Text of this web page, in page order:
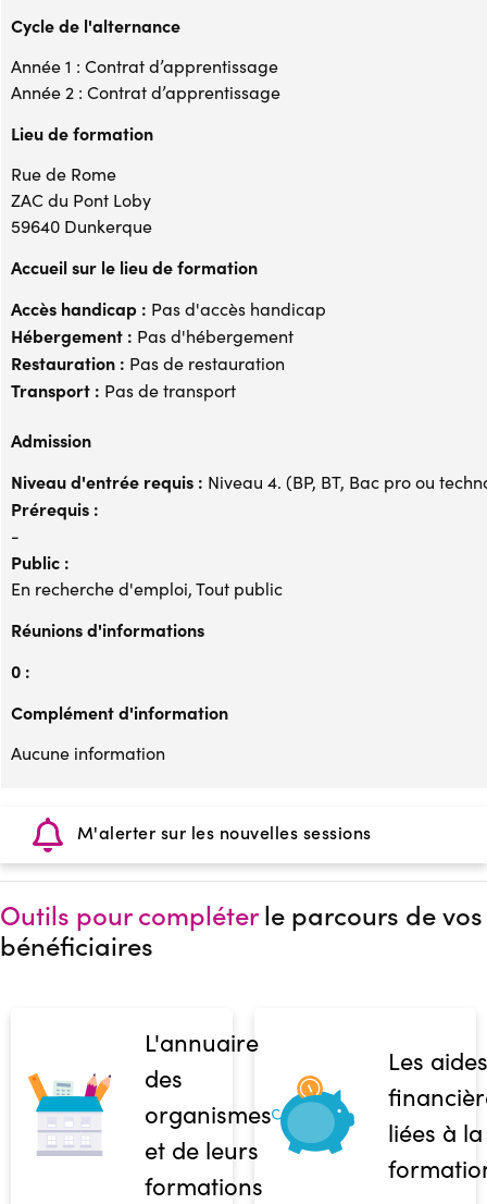
Cycle de l'alternance
Année 1 : Contrat d’apprentissage
Année 2 : Contrat d’apprentissage
Lieu de formation
Rue de Rome
ZAC du Pont Loby
59640 Dunkerque
Accueil sur le lieu de formation
Accès handicap : Pas d'accès handicap
Hébergement : Pas d'hébergement
Restauration : Pas de restauration
Transport : Pas de transport
Admission
Niveau d'entrée requis : Niveau 4. (BP, BT, Bac pro ou
Prérequis :
-
Public :
En recherche d'emploi, Tout public
Réunions d'informations
0 :
Complément d'information
Aucune information
M'alerter sur les nouvelles sessions
Outils pour compléterle parcours de vos
bénéficiaires
L'annuaire
des
organismes
et de leurs
formations
Les aides
liées à la